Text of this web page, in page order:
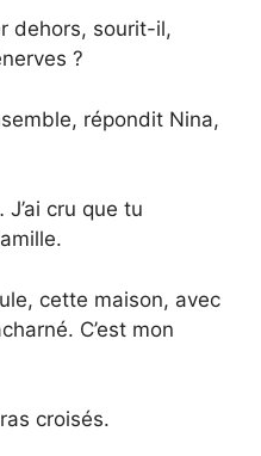
dehors, sourit-il,
?
répondit Nina,
cru que tu
cette maison, avec
C’est mon
croisés.